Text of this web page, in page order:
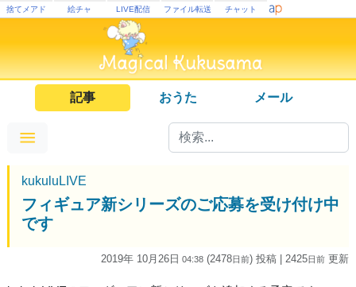
捨てメアド 絵チャ LIVE配信 ファイル転送 チャット
記事 おうた メール
kukuluLIVE
フィギュア新シリーズのご応募を受け付け中
です
2019年 10月26日 04:38 (2478日前) 投稿 | 2425日前 更新